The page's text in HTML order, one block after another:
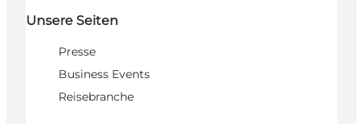
Unsere Seiten
Presse
Business Events
Reisebranche